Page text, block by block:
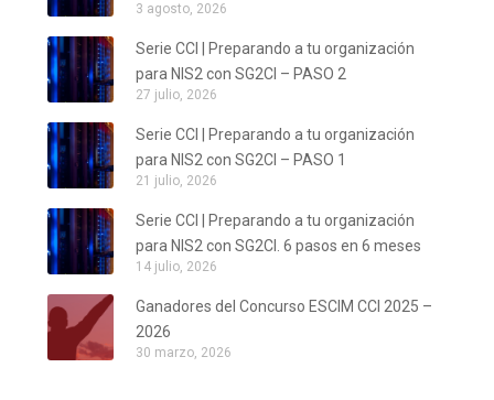
3 agosto, 2026
Serie CCI | Preparando a tu organización
para NIS2 con SG2CI – PASO 2
27 julio, 2026
Serie CCI | Preparando a tu organización
para NIS2 con SG2CI – PASO 1
21 julio, 2026
Serie CCI | Preparando a tu organización
para NIS2 con SG2CI. 6 pasos en 6 meses
14 julio, 2026
Ganadores del Concurso ESCIM CCI 2025 –
2026
30 marzo, 2026